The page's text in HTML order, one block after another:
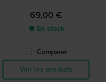
69,00 €
● En stock
Comparer
Voir les produits